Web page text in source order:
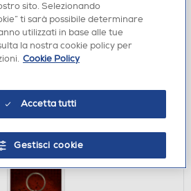
gratuito:verifica
AGGIUNGI
sito. Selezionando
ti sarà possibile determinare
utilizzati in base alle tue
la nostra cookie policy per
Cookie Policy
Accetta tutti
Gestisci cookie